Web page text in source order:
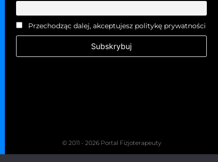
Przechodząc dalej, akceptujesz politykę prywatności
© 2011 - 2026 Portal Fizjoterapeuty